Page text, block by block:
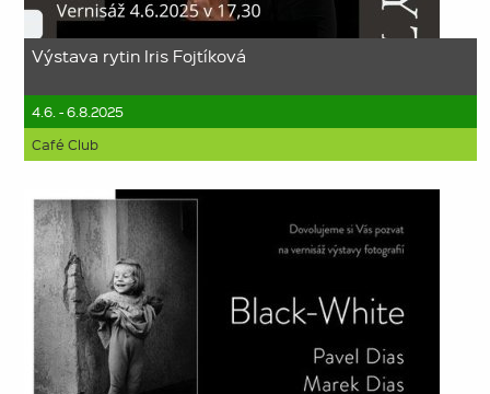
Výstava rytin Iris Fojtíková
4.6. - 6.8.2025
Café Club